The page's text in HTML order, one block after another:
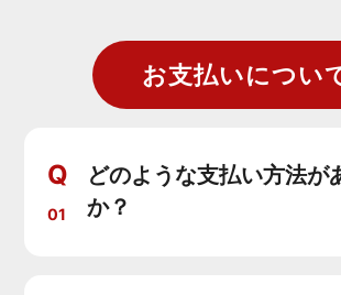
お支払いについ
Q
01
どのような支払い方法が
か？